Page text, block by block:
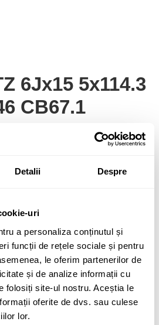
Detalii Despre
uri
a personaliza conținutul și
funcții de rețele sociale și pentru
le oferim partenerilor de
și de analize informații cu
folosiți site-ul nostru. Aceștia le
oferite de dvs. sau culese
lor.
6Jx15 5x114.3
CB67.1
TTZK0SA46E
lei